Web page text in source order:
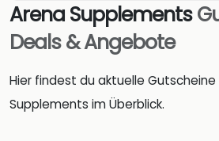
Arena Supplements
Deals & Angebote
Hier findest du aktuelle
Supplements im Überblick.